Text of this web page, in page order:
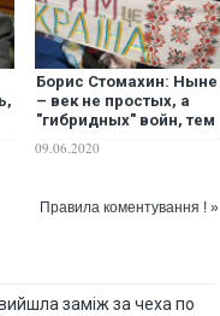
Борис Стомахин: Ныне
– век не простых, а
"гибридных" войн, тем
Россия не "гибридно",
09.06.2020
Правила коментування ! »
заміж за чеха по